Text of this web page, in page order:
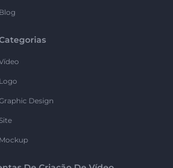
Blog
Logo
Design
Site
Mockup